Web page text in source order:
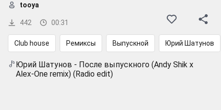
442 00:31
tooya
Club house Ремиксы Выпускной Юрий Шатунов
Юрий Шатунов - После выпускного (Andy Shik x
Alex-One remix) (Radio edit)